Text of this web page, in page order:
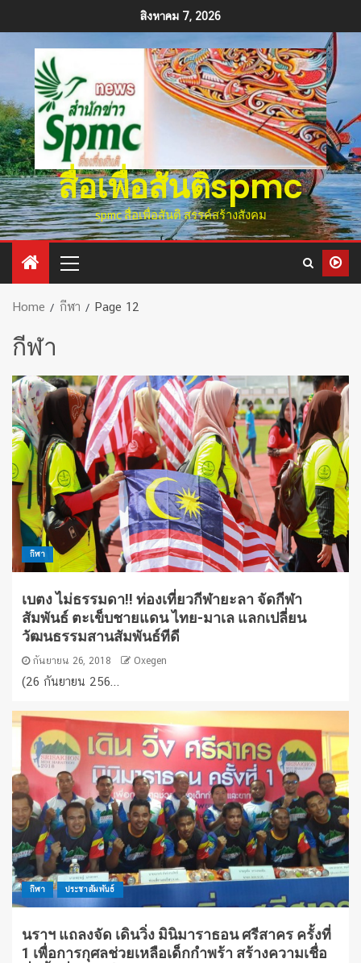
สิงหาคม 7, 2026
สื่อเพื่อสันติspmc
spmc สื่อเพื่อสันติ สรรค์สร้างสังคม
Home กีฬา Page 12
กีฬา
กีฬา
เบตง ไม่ธรรมดา!! ท่องเที่ยวกีฬายะลา จัดกีฬา
สัมพันธ์ ตะเข็บชายแดน ไทย-มาเล แลกเปลี่ยน
วัฒนธรรมสานสัมพันธ์ทีดี
กันยายน 26, 2018 Oxegen
(26 กันยายน 256...
กีฬา ประชาสัมพันธ์
นราฯ แถลงจัด เดินวิ่ง มินิมาราธอน ศรีสาคร ครั้งที่
1 เพื่อการกุศลช่วยเหลือเด็กกำพร้า สร้างความเชื่อ